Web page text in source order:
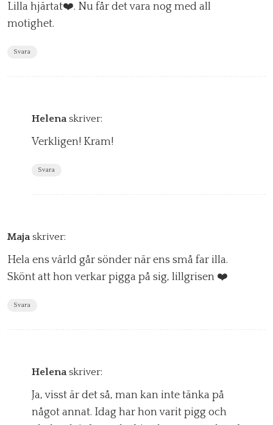
Lilla hjärtat❤️. Nu får det vara nog med all
motighet.
Svara
Helena skriver:
Verkligen! Kram!
Svara
Maja skriver:
Hela ens värld går sönder när ens små far illa.
Skönt att hon verkar pigga på sig, lillgrisen ❤️
Svara
Helena skriver:
Ja, visst är det så, man kan inte tänka på
något annat. Idag har hon varit pigg och